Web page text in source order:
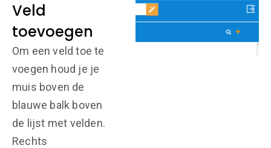
Veld
toevoegen
Om een veld toe te
voegen houd je je
muis boven de
blauwe balk boven
de lijst met velden.
Rechts